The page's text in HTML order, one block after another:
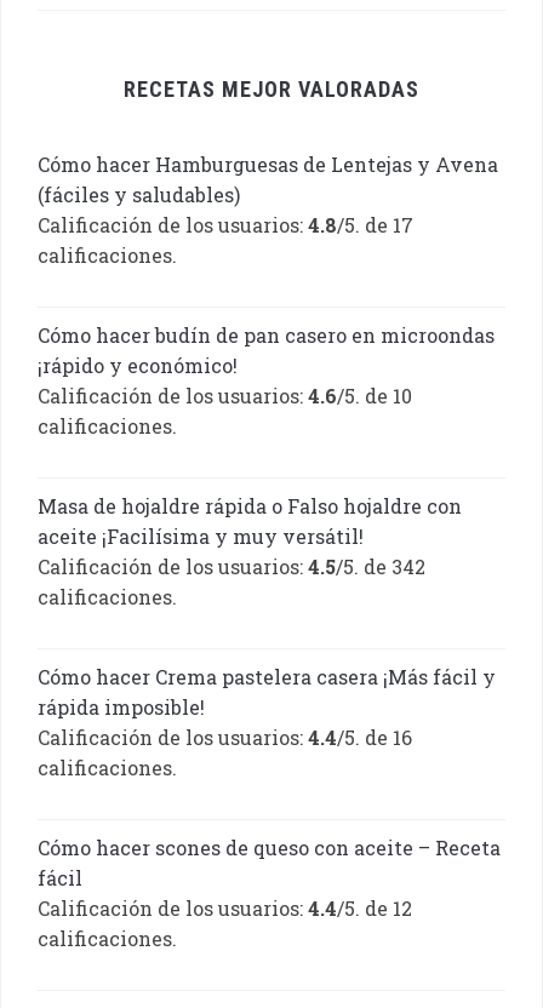
RECETAS MEJOR VALORADAS
Cómo hacer Hamburguesas de Lentejas y Avena
(fáciles y saludables)
Calificación de los usuarios:4.8/5. de 17
calificaciones.
Cómo hacer budín de pan casero en microondas
¡rápido y económico!
Calificación de los usuarios:4.6/5. de 10
calificaciones.
Masa de hojaldre rápida o Falso hojaldre con
aceite ¡Facilísima y muy versátil!
Calificación de los usuarios:4.5/5. de 342
calificaciones.
Cómo hacer Crema pastelera casera ¡Más fácil y
rápida imposible!
Calificación de los usuarios:4.4/5. de 16
calificaciones.
Cómo hacer scones de queso con aceite – Receta
fácil
Calificación de los usuarios:4.4/5. de 12
calificaciones.